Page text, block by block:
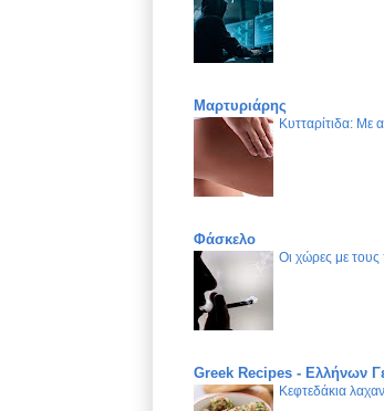
Μαρτυριάρης
Κυτταρίτιδα: Με
Φάσκελο
Οι χώρες με τους
Greek Recipes - Ελλήνων
Κεφτεδάκια